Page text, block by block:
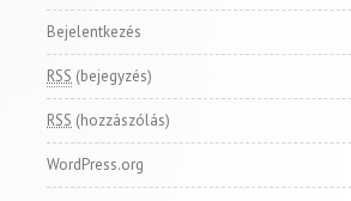
Bejelentkezés
RSS (bejegyzés)
RSS (hozzászólás)
WordPress.org